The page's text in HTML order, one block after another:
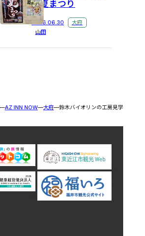
府夏まつり
2026.06.30
大府
山田
AZ INN NOW 大府 鈴木バイオリンの工房見学＆製作